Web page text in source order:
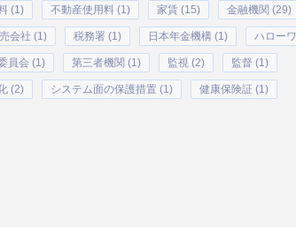
(1) 不動産使用料 (1) 家賃 (15) 金融機関 (29)
会社 (1) 税務署 (1) 日本年金機構 (1) ハロー
員会 (1) 第三者機関 (1) 監視 (2) 監督 (1)
(2) システム面の保護措置 (1) 健康保険証 (1)